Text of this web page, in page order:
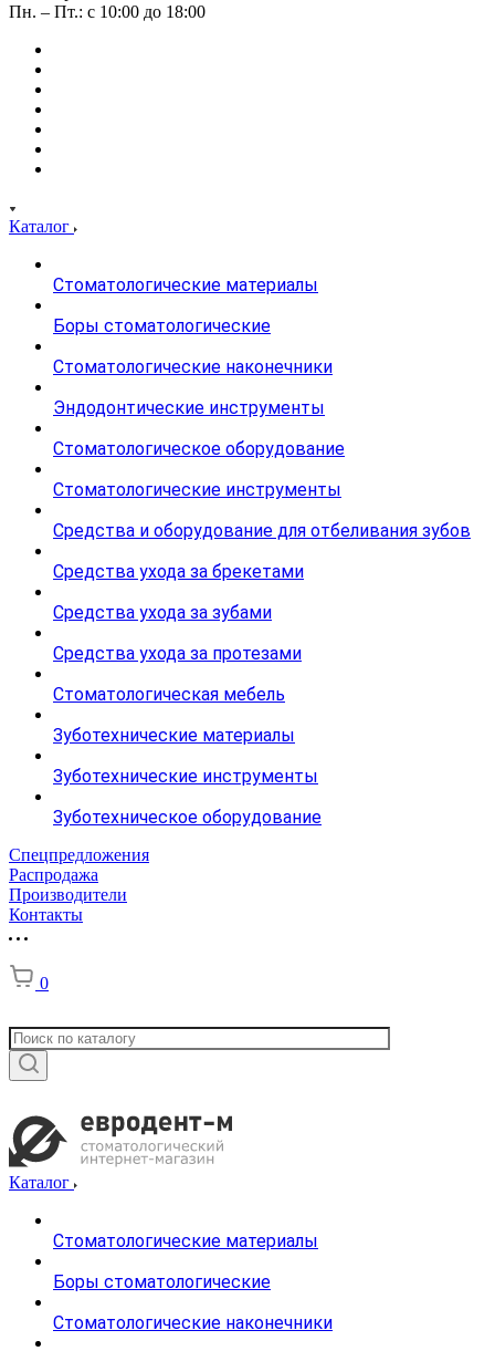
Пн. – Пт.: с 10:00 до 18:00
Каталог
Стоматологические материалы
Боры стоматологические
Стоматологические наконечники
Эндодонтические инструменты
Стоматологическое оборудование
Стоматологические инструменты
Средства и оборудование для отбеливания зубов
Средства ухода за брекетами
Средства ухода за зубами
Средства ухода за протезами
Стоматологическая мебель
Зуботехнические материалы
Зуботехнические инструменты
Зуботехническое оборудование
Спецпредложения
Распродажа
Производители
Контакты
0
Каталог
Стоматологические материалы
Боры стоматологические
Стоматологические наконечники